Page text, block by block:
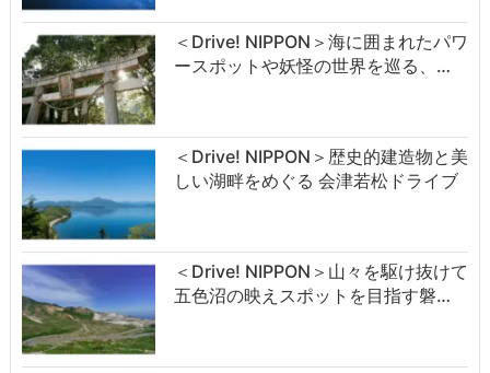
＜Drive! NIPPON＞海に囲まれたパワ
ースポットや妖怪の世界を巡る、…
＜Drive! NIPPON＞歴史的建造物と美
しい湖畔をめぐる 会津若松ドライブ
＜Drive! NIPPON＞山々を駆け抜けて
五色沼の映えスポットを目指す磐…